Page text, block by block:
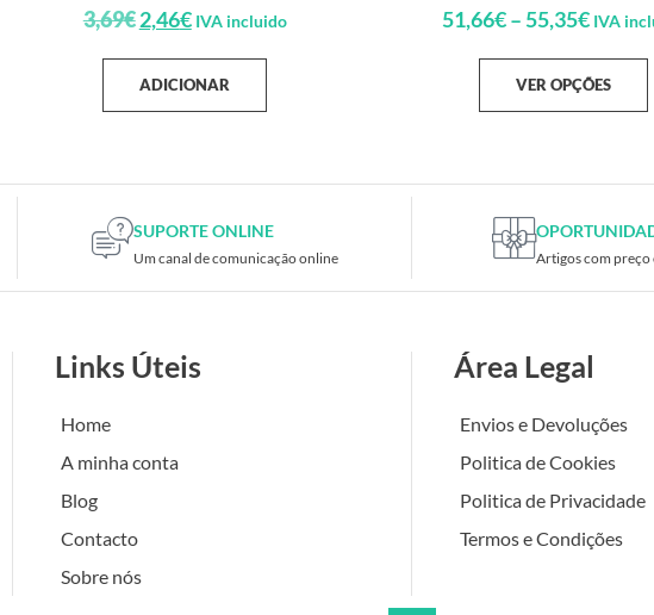
3,69€2,46€ IVA incluido
ADICIONAR
51,66€– 55,35€ IVA
VER OPÇÕES
SUPORTE ONLINE
Um canal de comunicação online Artigos com preço
Links Úteis
Home
A minha conta
Blog
Contacto
Sobre nós
Área Legal
Envios e Devoluções
Politica de Cookies
Politica de Privacidade
Termos e Condições